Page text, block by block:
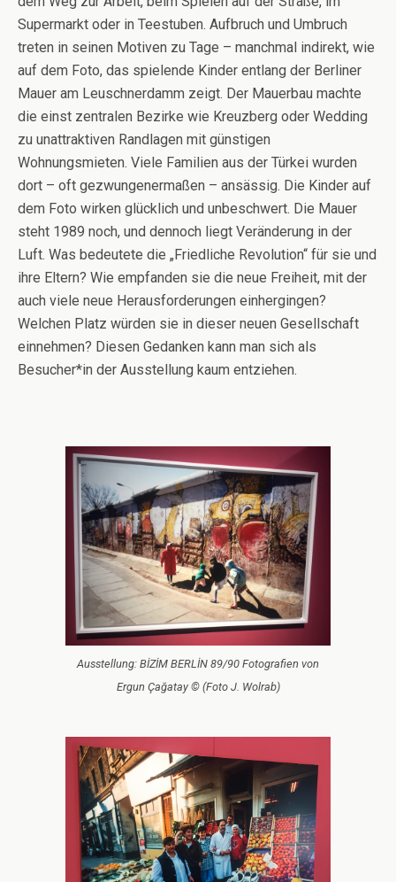
Supermarkt oder in Teestuben. Aufbruch und Umbruch
treten in seinen Motiven zu Tage – manchmal indirekt, wie
auf dem Foto, das spielende Kinder entlang der Berliner
Mauer am Leuschnerdamm zeigt. Der Mauerbau machte
die einst zentralen Bezirke wie Kreuzberg oder Wedding
zu unattraktiven Randlagen mit günstigen
Wohnungsmieten. Viele Familien aus der Türkei wurden
dort – oft gezwungenermaßen – ansässig. Die Kinder auf
dem Foto wirken glücklich und unbeschwert. Die Mauer
steht 1989 noch, und dennoch liegt Veränderung in der
Luft. Was bedeutete die „Friedliche Revolution“ für sie und
ihre Eltern? Wie empfanden sie die neue Freiheit, mit der
auch viele neue Herausforderungen einhergingen?
Welchen Platz würden sie in dieser neuen Gesellschaft
einnehmen? Diesen Gedanken kann man sich als
Besucher*in der Ausstellung kaum entziehen.
Ausstellung: BİZİM BERLİN 89/90 Fotografien von
Ergun Çağatay © (Foto J. Wolrab)